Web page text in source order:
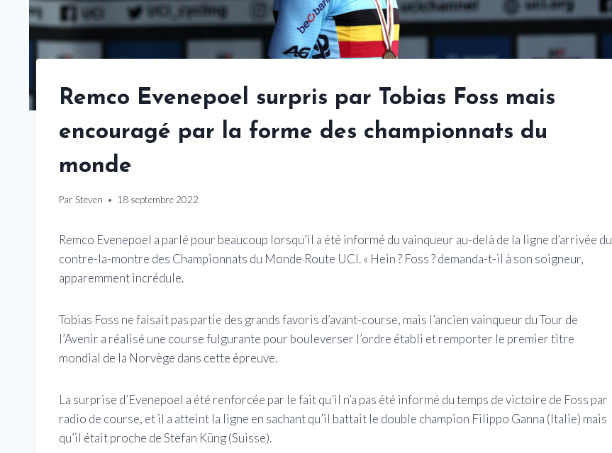
Remco Evenepoel surpris par Tobias Foss mais
encouragé par la forme des championnats du
monde
Par Steven 18 septembre 2022
Remco Evenepoel a parlé pour beaucoup lorsqu’il a été informé du vainqueur au-delà de la ligne d’arrivée du
contre-la-montre des Championnats du Monde Route UCI. « Hein ? Foss ? demanda-t-il à son soigneur,
apparemment incrédule.
Tobias Foss ne faisait pas partie des grands favoris d’avant-course, mais l’ancien vainqueur du Tour de
l’Avenir a réalisé une course fulgurante pour bouleverser l’ordre établi et remporter le premier titre
mondial de la Norvège dans cette épreuve.
La surprise d’Evenepoel a été renforcée par le fait qu’il n’a pas été informé du temps de victoire de Foss par
radio de course, et il a atteint la ligne en sachant qu’il battait le double champion Filippo Ganna (Italie) mais
qu’il était proche de Stefan Küng (Suisse).